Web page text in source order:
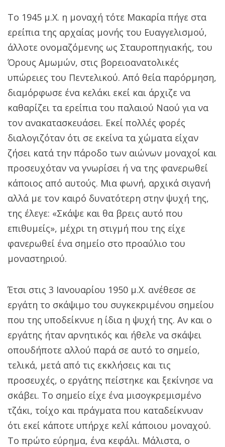
Το 1945 μ.Χ. η μοναχή τότε Μακαρία πήγε στα
ερείπια της αρχαίας μονής του Ευαγγελισμού,
άλλοτε ονομαζόμενης ως Σταυροπηγιακής, του
Όρους Αμωμών, στις βορειοανατολικές
υπώρειες του Πεντελικού. Από θεία παρόρμηση,
διαμόρφωσε ένα κελάκι εκεί και άρχιζε να
καθαρίζει τα ερείπια του παλαιού Ναού για να
τον ανακατασκευάσει. Εκεί πολλές φορές
διαλογιζόταν ότι σε εκείνα τα χώματα είχαν
ζήσει κατά την πάροδο των αιώνων μοναχοί και
προσευχόταν να γνωρίσει ή να της φανερωθεί
κάποιος από αυτούς. Μια φωνή, αρχικά σιγανή
αλλά με τον καιρό δυνατότερη στην ψυχή της,
της έλεγε: «Σκάψε και θα βρεις αυτό που
επιθυμείς», μέχρι τη στιγμή που της είχε
φανερωθεί ένα σημείο στο προαύλιο του
μοναστηριού.
Έτσι στις 3 Ιανουαρίου 1950 μ.Χ. ανέθεσε σε
εργάτη το σκάψιμο του συγκεκριμένου σημείου
που της υποδείκνυε η ίδια η ψυχή της. Αν και ο
εργάτης ήταν αρνητικός και ήθελε να σκάψει
οπουδήποτε αλλού παρά σε αυτό το σημείο,
τελικά, μετά από τις εκκλήσεις και τις
προσευχές, ο εργάτης πείστηκε και ξεκίνησε να
σκάβει. Το σημείο είχε ένα μισογκρεμισμένο
τζάκι, τοίχο και πράγματα που καταδείκνυαν
ότι εκεί κάποτε υπήρχε κελί κάποιου μοναχού.
Το πρώτο εύρημα, ένα κεφάλι. Μάλιστα, ο